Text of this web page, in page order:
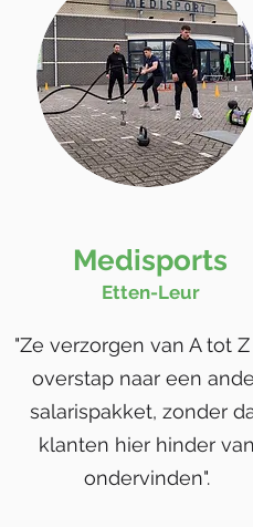
Medisports
Etten-Leur
"Ze verzorgen van A tot
overstap naar een
salarispakket, zonder
klanten hier hinder van
ondervinden".